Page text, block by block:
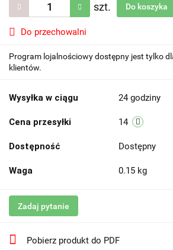
szt. Do koszyka
Do przechowalni
Program lojalnościowy dostępny jest tylko
klientów.
Wysyłka w ciągu 24 godziny
Cena przesyłki 14
Dostępność Dostępny
Waga 0.15 kg
Zadaj pytanie
Pobierz produkt do PDF